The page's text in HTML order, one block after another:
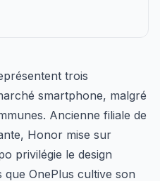
trois
smartphone, malgré
Ancienne filiale de
Honor mise sur
privilégie le design
OnePlus cultive son